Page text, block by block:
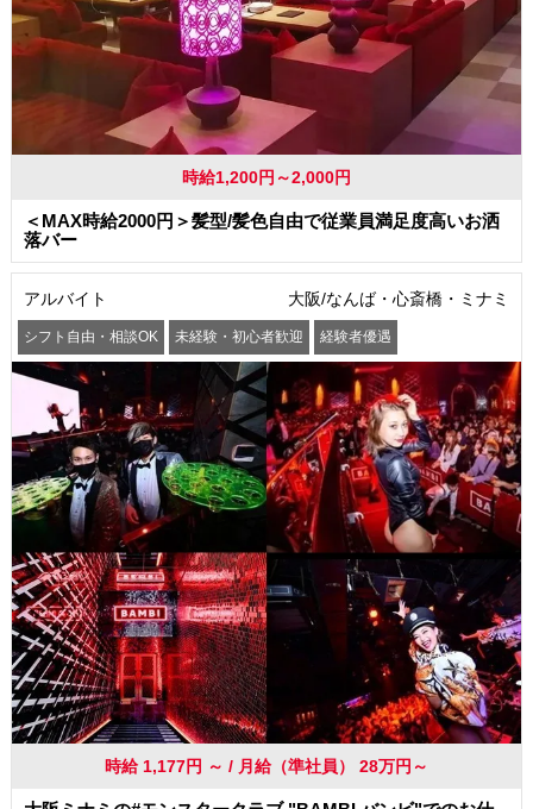
時給1,200円～2,000円
＜MAX時給2000円＞髪型/髪色自由で従業員満足度高いお洒
落バー
アルバイト 大阪/なんば・心斎橋・ミナミ
シフト自由・相談OK 未経験・初心者歓迎 経験者優遇
駅から徒歩5分以内 交通費支給 社員登用あり
時給 1,177円 ～ / 月給（準社員） 28万円～